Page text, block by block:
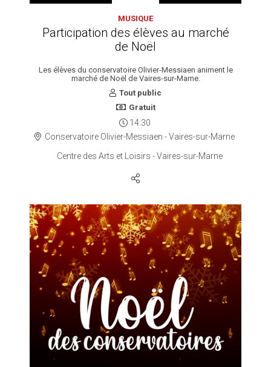
MUSIQUE
Participation des élèves au marché
de Noël
Les élèves du conservatoire Olivier-Messiaen animent le
marché de Noël de Vaires-sur-Marne.
Tout public
Gratuit
14:30
Conservatoire Olivier-Messiaen - Vaires-sur-Marne
Centre des Arts et Loisirs - Vaires-sur-Marne